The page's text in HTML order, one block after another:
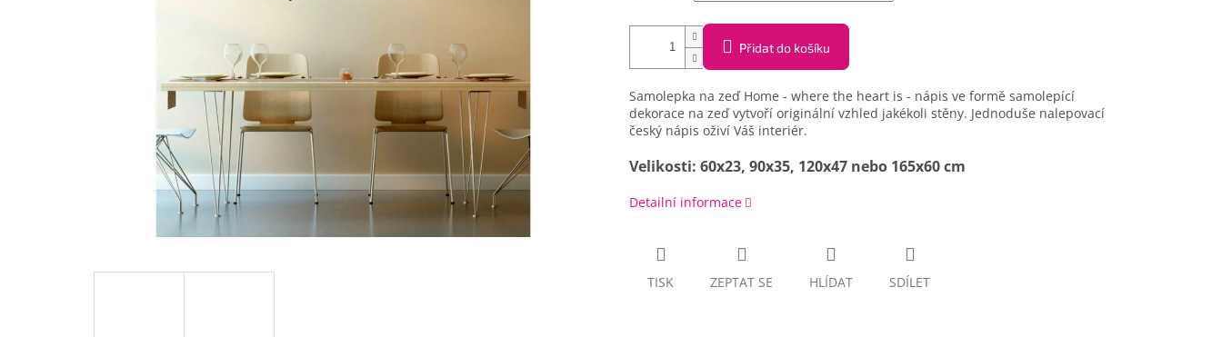
Přidat do košíku
Samolepka na zeď Home - where the heart is - nápis ve formě samolepící
dekorace na zeď vytvoří originální vzhled jakékoli stěny. Jednoduše nalepovací
český nápis oživí Váš interiér.
Velikosti: 60x23, 90x35, 120x47 nebo 165x60 cm
Detailní informace
TISK ZEPTAT SE HLÍDAT SDÍLET